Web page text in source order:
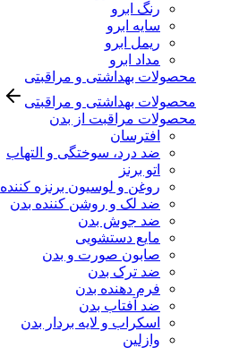
رنگ ابرو
سایه ابرو
ریمل ابرو
مداد ابرو
محصولات بهداشتی و مراقبتی
محصولات بهداشتی و مراقبتی
محصولات مراقبت از بدن
افترسان
ضد درد، سوختگی و التهاب
اتو برنز
روغن و لوسیون برنزه کننده
ضد لک و روشن کننده بدن
ضد جوش بدن
مایع دستشویی
صابون صورت و بدن
ضد ترک بدن
فرم دهنده بدن
ضد آفتاب بدن
اسکراب و لایه بردار بدن
وازلین